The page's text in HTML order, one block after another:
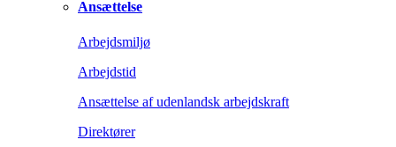
Ansættelse
Arbejdsmiljø
Arbejdstid
Ansættelse af udenlandsk arbejdskraft
Direktører